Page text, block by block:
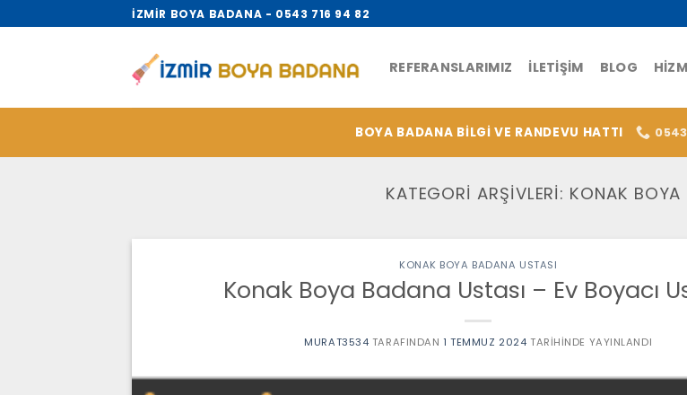
atla
İZMİR BOYA BADANA - 0543 716 94 82
REFERANSLARIMIZ İLETIŞIM BLOG
BOYA BADANA BİLGİ VE RANDEVU HATTI
KATEGORI ARŞIVLERI: KONAK BOYA
KONAK BOYA BADANA USTASI
Konak Boya Badana Ustası – Ev Boyacı
MURAT3534 TARAFINDAN 1 TEMMUZ 2024 TARIHINDE YAYINLANDI